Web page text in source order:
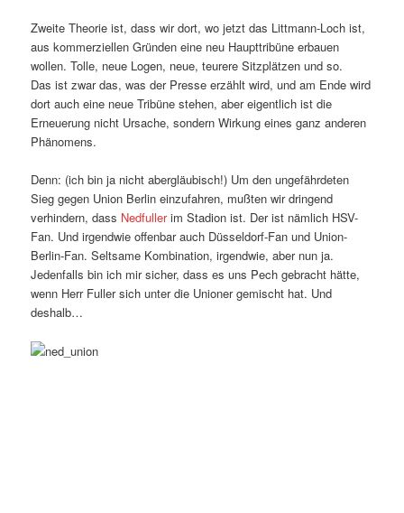
Zweite Theorie ist, dass wir dort, wo jetzt das Littmann-Loch ist,
aus kommerziellen Gründen eine neu Haupttribüne erbauen
wollen. Tolle, neue Logen, neue, teurere Sitzplätzen und so.
Das ist zwar das, was der Presse erzählt wird, und am Ende wird
dort auch eine neue Tribüne stehen, aber eigentlich ist die
Erneuerung nicht Ursache, sondern Wirkung eines ganz anderen
Phänomens.
Denn: (ich bin ja nicht abergläubisch!) Um den ungefährdeten
Sieg gegen Union Berlin einzufahren, mußten wir dringend
verhindern, dass Nedfullerim Stadion ist. Der ist nämlich HSV-
Fan. Und irgendwie offenbar auch Düsseldorf-Fan und Union-
Berlin-Fan. Seltsame Kombination, irgendwie, aber nun ja.
Jedenfalls bin ich mir sicher, dass es uns Pech gebracht hätte,
wenn Herr Fuller sich unter die Unioner gemischt hat. Und
deshalb…